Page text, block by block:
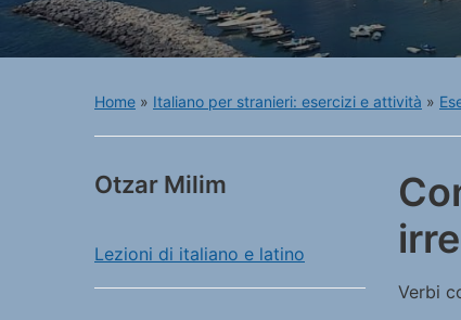
Home » Italiano per stranieri: esercizi e attività »
Otzar Milim
Lezioni di italiano e latino
Verbi